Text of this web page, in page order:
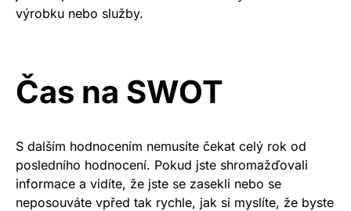
výrobku nebo služby.
Čas na SWOT
S dalším hodnocením nemusíte čekat celý rok od
posledního hodnocení. Pokud jste shromažďovali
informace a vidíte, že jste se zasekli nebo se
neposouváte vpřed tak rychle, jak si myslíte, že byste